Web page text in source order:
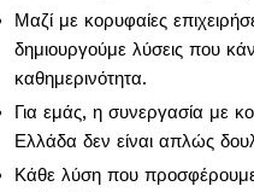
Μαζί με κορυφαίες
δημιουργούμε λύσεις που
καθημερινότητα.
Για εμάς, η συνεργασία με
Ελλάδα δεν είναι απλώς
Κάθε λύση που προσφέρουμε